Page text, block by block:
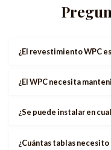
¿El revestimiento WPC
¿El WPC necesita
¿Se puede instalar en
¿Cuántas tablas